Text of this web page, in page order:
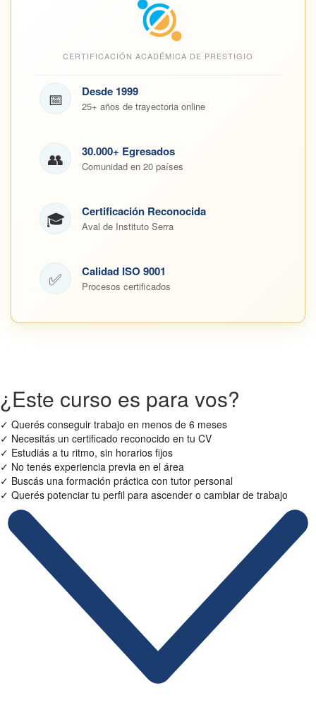
CERTIFICACIÓN ACADÉMICA DE PRESTIGIO
📅 Desde 1999
25+ años de trayectoria online
👥 30.000+ Egresados
Comunidad en 20 países
🎓 Certificación Reconocida
Aval de Instituto Serra
✅ Calidad ISO 9001
Procesos certificados
¿Este curso es para vos?
✓ Querés conseguir trabajo en menos de 6 meses
✓ Necesitás un certificado reconocido en tu CV
✓ Estudiás a tu ritmo, sin horarios fijos
✓ No tenés experiencia previa en el área
✓ Buscás una formación práctica con tutor personal
✓ Querés potenciar tu perfil para ascender o cambiar de trabajo